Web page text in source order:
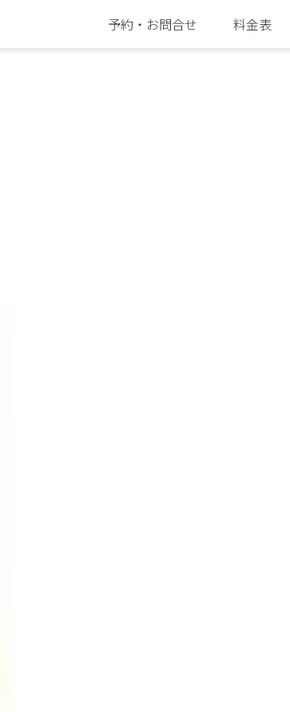
予約・お問合せ 料金表